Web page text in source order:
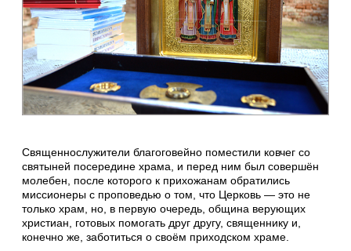
Священнослужители благоговейно поместили ковчег со
святыней посередине храма, и перед ним был совершён
молебен, после которого к прихожанам обратились
миссионеры с проповедью о том, что Церковь — это не
только храм, но, в первую очередь, община верующих
христиан, готовых помогать друг другу, священнику и,
конечно же, заботиться о своём приходском храме.